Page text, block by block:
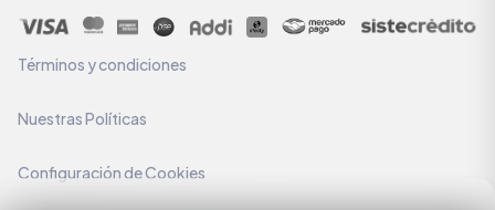
Términos y condiciones
Nuestras Políticas
Configuración de Cookies